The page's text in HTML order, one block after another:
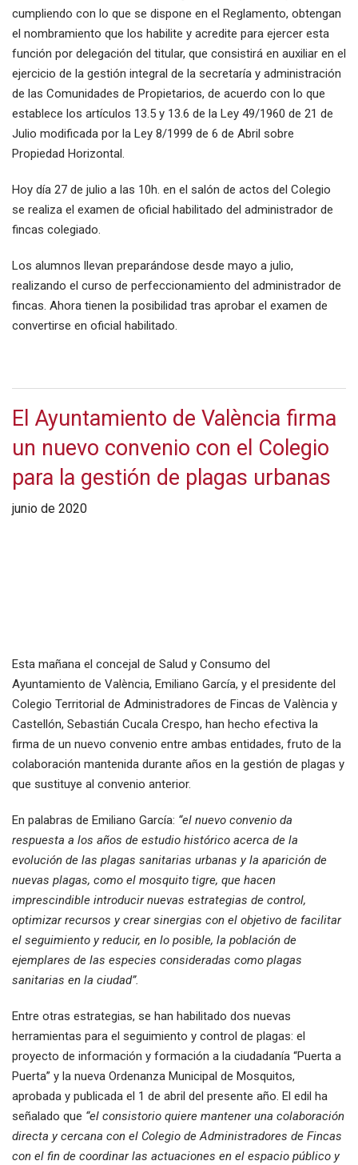
cumpliendo con lo que se dispone en el Reglamento, obtengan
el nombramiento que los habilite y acredite para ejercer esta
función por delegación del titular, que consistirá en auxiliar en el
ejercicio de la gestión integral de la secretaría y administración
de las Comunidades de Propietarios, de acuerdo con lo que
establece los artículos 13.5 y 13.6 de la Ley 49/1960 de 21 de
Julio modificada por la Ley 8/1999 de 6 de Abril sobre
Propiedad Horizontal.
Hoy día 27 de julio a las 10h. en el salón de actos del Colegio
se realiza el examen de oficial habilitado del administrador de
fincas colegiado.
Los alumnos llevan preparándose desde mayo a julio,
realizando el curso de perfeccionamiento del administrador de
fincas. Ahora tienen la posibilidad tras aprobar el examen de
convertirse en oficial habilitado.
El Ayuntamiento de València firma
un nuevo convenio con el Colegio
para la gestión de plagas urbanas
junio de 2020
Esta mañana el concejal de Salud y Consumo del
Ayuntamiento de València, Emiliano García, y el presidente del
Colegio Territorial de Administradores de Fincas de València y
Castellón, Sebastián Cucala Crespo, han hecho efectiva la
firma de un nuevo convenio entre ambas entidades, fruto de la
colaboración mantenida durante años en la gestión de plagas y
que sustituye al convenio anterior.
En palabras de Emiliano García: “el nuevo convenio da
respuesta a los años de estudio histórico acerca de la
evolución de las plagas sanitarias urbanas y la aparición de
nuevas plagas, como el mosquito tigre, que hacen
imprescindible introducir nuevas estrategias de control,
optimizar recursos y crear sinergias con el objetivo de facilitar
el seguimiento y reducir, en lo posible, la población de
ejemplares de las especies consideradas como plagas
sanitarias en la ciudad”.
Entre otras estrategias, se han habilitado dos nuevas
herramientas para el seguimiento y control de plagas: el
proyecto de información y formación a la ciudadanía “Puerta a
Puerta” y la nueva Ordenanza Municipal de Mosquitos,
aprobada y publicada el 1 de abril del presente año. El edil ha
señalado que “el consistorio quiere mantener una colaboración
directa y cercana con el Colegio de Administradores de Fincas
con el fin de coordinar las actuaciones en el espacio público y